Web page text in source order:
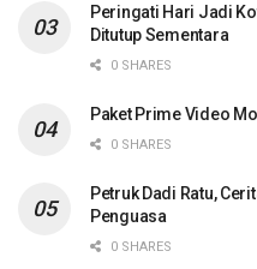
Peringati Hari Jadi
Ditutup Sementara
0 SHARES
Paket Prime Video
0 SHARES
Petruk Dadi Ratu,
Penguasa
0 SHARES